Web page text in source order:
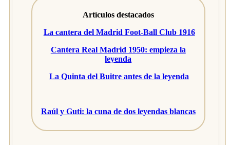
Artículos destacados
La cantera del Madrid Foot-Ball Club 1916
Cantera Real Madrid 1950: empieza la
leyenda
La Quinta del Buitre antes de la leyenda
Raúl y Guti: la cuna de dos leyendas blancas